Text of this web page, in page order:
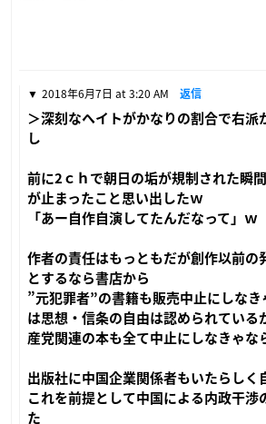
2018年6月7日 at 3:20 AM 返信
＞深刻なヘイトがかなりの割合で右派
し
前に2ｃｈで朝日の垢が規制された瞬
が止まったこと思い出したｗ
「あー自作自演してたんだなって」ｗ
作者の責任はもっともだが創作以前の
とするなら書店から
”元犯罪者”の書籍も販売中止にしなき
は思想・信条の自由は認められている
産党関連の本も全て中止にしなきゃな
出版社に中国企業関係者もいたらしく
これを前提として中国による内政干渉
た